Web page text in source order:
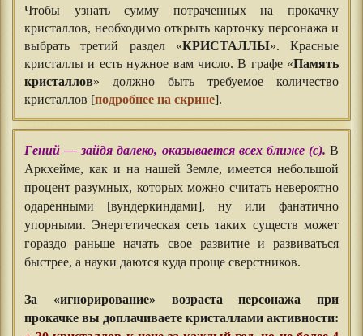
Чтобы узнать сумму потраченных на прокачку
кристаллов, необходимо открыть карточку персонажа и
выбрать третий раздел «КРИСТАЛЛЫ». Красные
кристаллы и есть нужное вам число. В графе «Память
кристаллов» должно быть требуемое количество
кристаллов [подробнее на скрине].
Гений — зайдя далеко, оказывается всех ближе (с). В
Аркхейме, как и на нашей Земле, имеется небольшой
процент разумных, которых можно считать невероятно
одаренными [вундеркиндами], ну или фанатично
упорными. Энергетическая сеть таких существ может
гораздо раньше начать свое развитие и развиваться
быстрее, а науки даются куда проще сверстников.
За «игнорирование» возраста персонажа при
прокачке вы доплачиваете кристаллами активности: